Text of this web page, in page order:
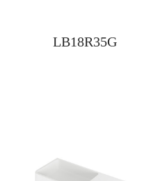
LB18R35G